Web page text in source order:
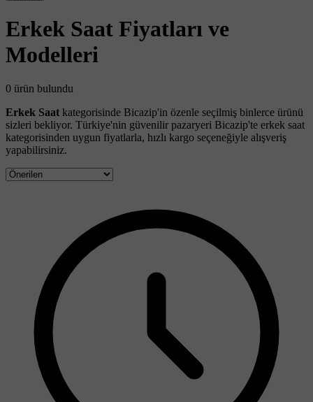
Erkek Saat Fiyatları ve
Modelleri
0 ürün bulundu
Erkek Saat kategorisinde Bicazip'in özenle seçilmiş binlerce ürünü
sizleri bekliyor. Türkiye'nin güvenilir pazaryeri Bicazip'te erkek saat
kategorisinden uygun fiyatlarla, hızlı kargo seçeneğiyle alışveriş
yapabilirsiniz.